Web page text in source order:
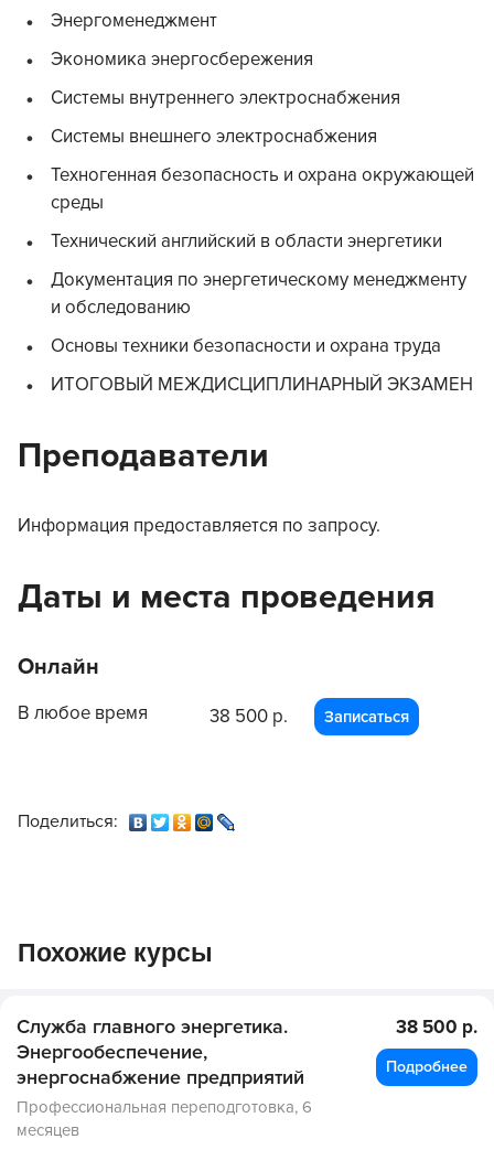
Энергоменеджмент
Экономика энергосбережения
Системы внутреннего электроснабжения
Системы внешнего электроснабжения
Техногенная безопасность и охрана окружающей
среды
Технический английский в области энергетики
Документация по энергетическому менеджменту
и обследованию
Основы техники безопасности и охрана труда
ИТОГОВЫЙ МЕЖДИСЦИПЛИНАРНЫЙ ЭКЗАМЕН
Преподаватели
Информация предоставляется по запросу.
Даты и места проведения
Онлайн
В любое время 38 500 р. Записаться
Поделиться:
Похожие курсы
Служба главного энергетика.
Энергообеспечение,
энергоснабжение предприятий
Профессиональная переподготовка, 6
месяцев
38 500 р.
Подробнее